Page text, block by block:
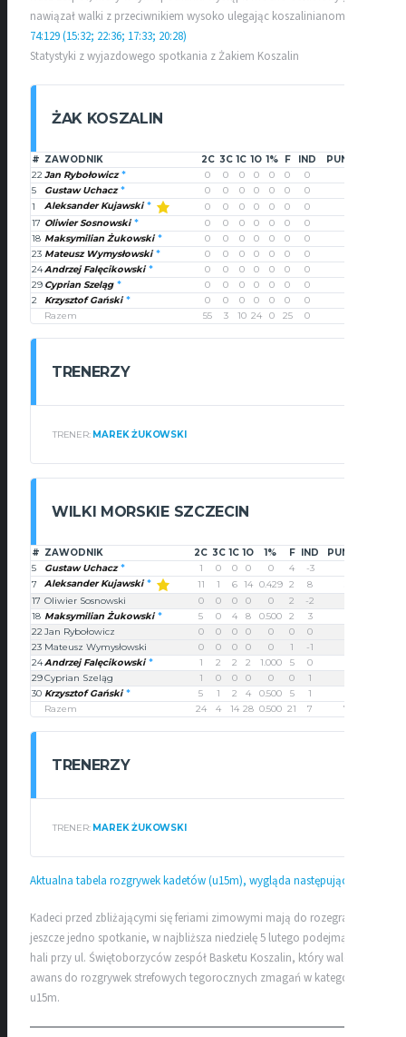
nawiązał walki z przeciwnikiem wysoko ulegając koszalinianom
74:129 (15:32; 22:36; 17:33; 20:28)
Statystyki z wyjazdowego spotkania z Żakiem Koszalin
ŻAK KOSZALIN
# ZAWODNIK 2C 3C 1C 1O 1% F IND
PUNKTY
22Jan Rybołowicz 0 0 0 0 0 0 0
5
Gustaw Uchacz 0 0 0 0 0 0 0
1
Aleksander Kujawski 0 0 0 0 0 0 0
17 Oliwier Sosnowski 0 0 0 0 0 0 0
18 Maksymilian Żukowski 0 0 0 0 0 0 0
23 Mateusz Wymysłowski 0 0 0 0 0 0 0
24Andrzej Falęcikowski 0 0 0 0 0 0 0
29 Cyprian Szeląg 0 0 0 0 0 0 0
2
Krzysztof Gański 0 0 0 0 0 0 0
Razem
55 3 10 24 0 25 0
TRENERZY
TRENER: MAREK ŻUKOWSKI
WILKI MORSKIE SZCZECIN
# ZAWODNIK 2C 3C 1C 1O 1% F IND
PUNKTY
5
Gustaw Uchacz 1 0 0 0 0 4 -3
7
Aleksander Kujawski 11 1 6 14 0.429 2 8
17 Oliwier Sosnowski 0 0 0 0 0 2 -2
18 Maksymilian Żukowski 5 0 4 8 0.500 2 3
22 Jan Rybołowicz 0 0 0 0 0 0 0
23 Mateusz Wymysłowski 0 0 0 0 0 1 -1
24Andrzej Falęcikowski 1 2 2 2 1.000 5 0
29Cyprian Szeląg 1 0 0 0 0 0 1
30 Krzysztof Gański 5 1 2 4 0.500 5 1
Razem
24 4 14 28 0.500 21 7 74
TRENERZY
TRENER: MAREK ŻUKOWSKI
Aktualna tabela rozgrywek kadetów (u15m), wygląda następująco
Kadeci przed zbliżającymi się feriami zimowymi mają do rozegrania
jeszcze jedno spotkanie, w najbliższa niedzielę 5 lutego podejmą na
hali przy ul. Świętoborzyców zespół Basketu Koszalin, który walczy o
awans do rozgrywek strefowych tegorocznych zmagań w kategorii
u15m.